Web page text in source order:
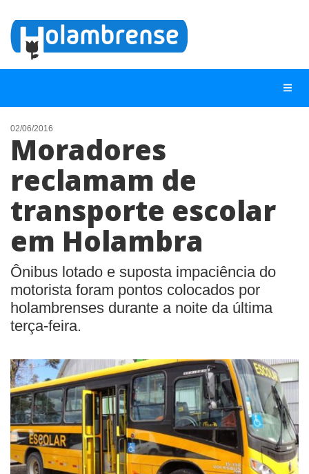
NOTÍCIAS
LISTA DIGITAL
TELEFONES ÚTEIS
ANUNCIE
BUSCAR
02/06/2016
Moradores
reclamam de
transporte escolar
em Holambra
Ônibus lotado e suposta impaciência do
motorista foram pontos colocados por
holambrenses durante a noite da última
terça-feira.